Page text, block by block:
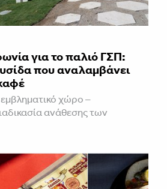
για το παλιό ΓΣΠ:
που αναλαμβάνει
χώρο –
ανάθεσης των